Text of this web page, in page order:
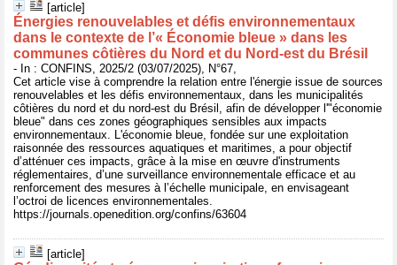
[article]
Énergies renouvelables et défis environnementaux
dans le contexte de l’« Économie bleue » dans les
communes côtières du Nord et du Nord-est du Brésil
- In : CONFINS, 2025/2 (03/07/2025), N°67,
Cet article vise à comprendre la relation entre l'énergie issue de sources
renouvelables et les défis environnementaux, dans les municipalités
côtières du nord et du nord-est du Brésil, afin de développer l'"économie
bleue" dans ces zones géographiques sensibles aux impacts
environnementaux. L'économie bleue, fondée sur une exploitation
raisonnée des ressources aquatiques et maritimes, a pour objectif
d’atténuer ces impacts, grâce à la mise en œuvre d'instruments
réglementaires, d’une surveillance environnementale efficace et au
renforcement des mesures à l’échelle municipale, en envisageant
l’octroi de licences environnementales.
https://journals.openedition.org/confins/63604
[article]